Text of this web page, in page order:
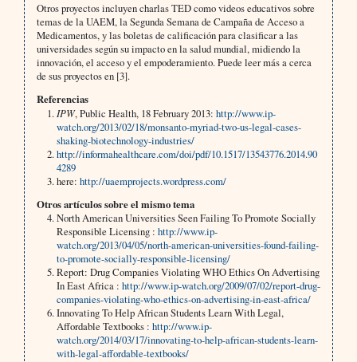
Otros proyectos incluyen charlas TED como videos educativos sobre
temas de la UAEM, la Segunda Semana de Campaña de Acceso a
Medicamentos, y las boletas de calificación para clasificar a las
universidades según su impacto en la salud mundial, midiendo la
innovación, el acceso y el empoderamiento. Puede leer más a cerca
de sus proyectos en [3].
Referencias
IPW, Public Health, 18 February 2013:http://www.ip-
watch.org/2013/02/18/monsanto-myriad-two-us-legal-cases-
shaking-biotechnology-industries/
http://informahealthcare.com/doi/pdf/10.1517/13543776.2014.90
4289
here:http://uaemprojects.wordpress.com/
Otros artículos sobre el mismo tema
North American Universities Seen Failing To Promote Socially
Responsible Licensing : http://www.ip-
watch.org/2013/04/05/north-american-universities-found-failing-
to-promote-socially-responsible-licensing/
Report: Drug Companies Violating WHO Ethics On Advertising
In East Africa :http://www.ip-watch.org/2009/07/02/report-drug-
companies-violating-who-ethics-on-advertising-in-east-africa/
Innovating To Help African Students Learn With Legal,
Affordable Textbooks :http://www.ip-
watch.org/2014/03/17/innovating-to-help-african-students-learn-
with-legal-affordable-textbooks/